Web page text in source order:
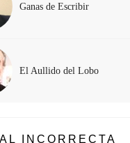
Ganas de Escribir
El Aullido del Lobo
INCORRECTA